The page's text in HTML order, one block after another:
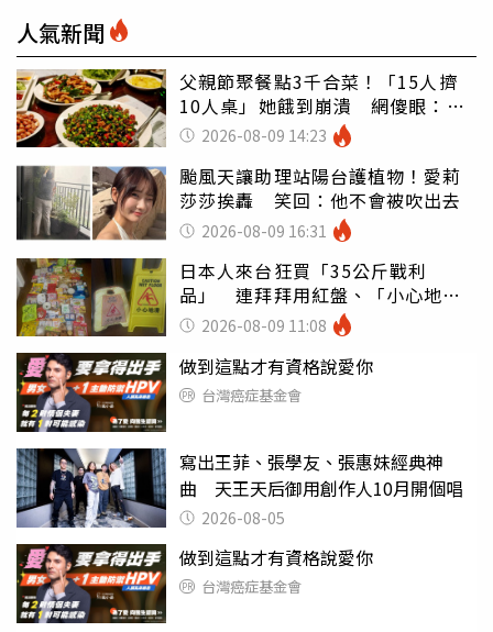
人氣新聞
父親節聚餐點3千合菜！「15人擠
10人桌」她餓到崩潰 網傻眼：讓
店家看笑話
2026-08-09 14:23
颱風天讓助理站陽台護植物！愛莉
莎莎挨轟 笑回：他不會被吹出去
2026-08-09 16:31
日本人來台狂買「35公斤戰利
品」 連拜拜用紅盤、「小心地
滑」告示牌也帶回家
2026-08-09 11:08
做到這點才有資格說愛你
台灣癌症基金會
寫出王菲、張學友、張惠妹經典神
曲 天王天后御用創作人10月開個唱
2026-08-05
做到這點才有資格說愛你
台灣癌症基金會